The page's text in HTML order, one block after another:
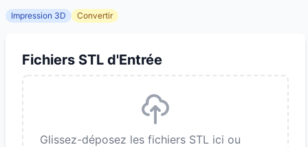
Impression 3D Convertir
Fichiers STL d'Entrée
Glissez-déposez les fichiers STL ici ou